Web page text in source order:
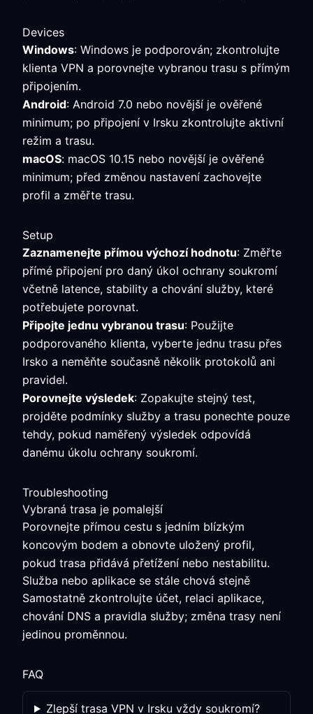
Devices
Windows: Windows je podporován; zkontrolujte
klienta VPN a porovnejte vybranou trasu s přímým
připojením.
Android: Android 7.0 nebo novější je ověřené
minimum; po připojení v Irsku zkontrolujte aktivní
režim a trasu.
macOS: macOS 10.15 nebo novější je ověřené
minimum; před změnou nastavení zachovejte
profil a změřte trasu.
Setup
Zaznamenejte přímou výchozí hodnotu: Změřte
přímé připojení pro daný úkol ochrany soukromí
včetně latence, stability a chování služby, které
potřebujete porovnat.
Připojte jednu vybranou trasu: Použijte
podporovaného klienta, vyberte jednu trasu přes
Irsko a neměňte současně několik protokolů ani
pravidel.
Porovnejte výsledek: Zopakujte stejný test,
projděte podmínky služby a trasu ponechte pouze
tehdy, pokud naměřený výsledek odpovídá
danému úkolu ochrany soukromí.
Troubleshooting
Vybraná trasa je pomalejší
Porovnejte přímou cestu s jedním blízkým
koncovým bodem a obnovte uložený profil,
pokud trasa přidává přetížení nebo nestabilitu.
Služba nebo aplikace se stále chová stejně
Samostatně zkontrolujte účet, relaci aplikace,
chování DNS a pravidla služby; změna trasy není
jedinou proměnnou.
FAQ
Zlepší trasa VPN v Irsku vždy soukromí?